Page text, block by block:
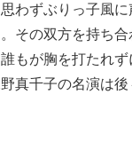
わずぶりっ子風に
。その双方を持ち
もが胸を打たれ
真千子の名演は